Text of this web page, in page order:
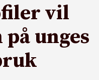
vil
unges